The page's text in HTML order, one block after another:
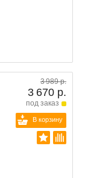
3 989 р.
3 670 р.
под заказ
В корзину